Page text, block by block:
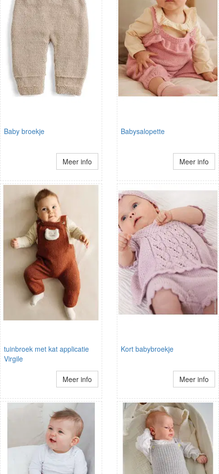
Baby broekje
Meer info
Babysalopette
Meer info
tuinbroek met kat applicatie
Virgile
Meer info
Kort babybroekje
Meer info